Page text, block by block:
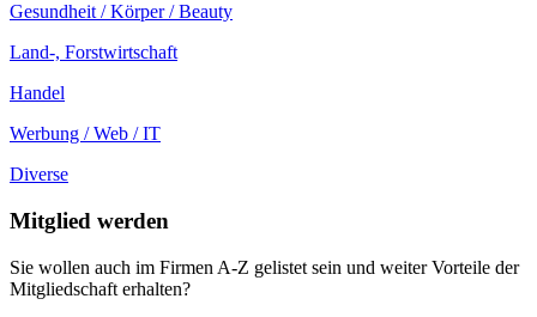
Gesundheit / Körper / Beauty
Land-, Forstwirtschaft
Handel
Werbung / Web / IT
Diverse
Mitglied werden
Sie wollen auch im Firmen A-Z gelistet sein und weiter Vorteile der
Mitgliedschaft erhalten?